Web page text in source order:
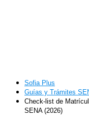
Sofia Plus
Guías y Trámites
Check-list de
SENA (2026)